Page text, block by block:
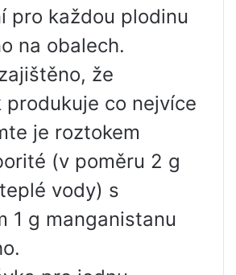
pro každou plodinu
na obalech.
že
produkuje co nejvíce
je roztokem
(v poměru 2 g
vody) s
1 g manganistanu